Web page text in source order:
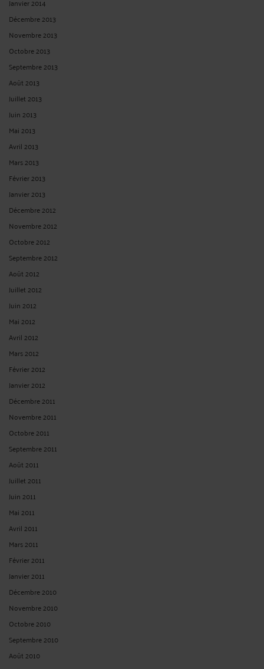
Août 2025
Juillet 2025
Juin 2025
Mai 2025
Avril 2025
Mars 2025
Février 2025
Janvier 2025
Décembre 2024
Novembre 2024
Octobre 2024
Septembre 2024
Août 2024
Juillet 2024
Juin 2024
Mai 2024
Avril 2024
Mars 2024
Février 2024
Janvier 2024
Décembre 2023
Novembre 2023
Octobre 2023
Septembre 2023
Août 2023
Juillet 2023
Juin 2023
Mai 2023
Avril 2023
Mars 2023
Février 2023
Janvier 2023
Décembre 2022
Novembre 2022
Octobre 2022
Septembre 2022
Août 2022
Juillet 2022
Juin 2022
Mai 2022
Avril 2022
Mars 2022